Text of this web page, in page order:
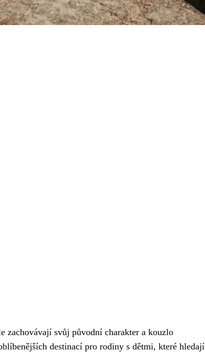
zachovávají svůj původní charakter a kouzlo
destinací pro rodiny s dětmi, které hledají